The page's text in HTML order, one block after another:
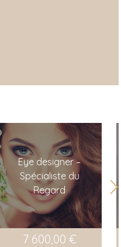
Eye designer –
Spécialiste du
Regard
7 600,00 €